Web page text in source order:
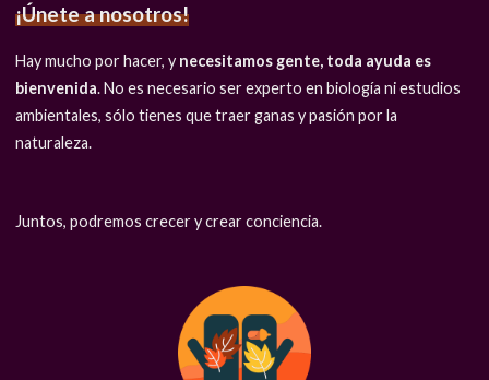
¡Únete a nosotros!
Hay mucho por hacer, y necesitamos gente, toda ayuda es
bienvenida. No es necesario ser experto en biología ni estudios
ambientales, sólo tienes que traer ganas y pasión por la
naturaleza.
Juntos, podremos crecer y crear conciencia.